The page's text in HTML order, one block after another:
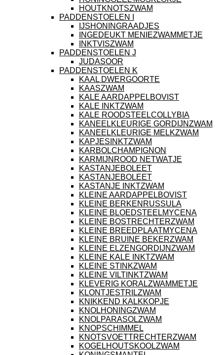
HOUTKNOTSZWAM
PADDENSTOELEN I
IJSHONINGRAADJES
INGEDEUKT MENIEZWAMMETJE
INKTVISZWAM
PADDENSTOELEN J
JUDASOOR
PADDENSTOELEN K
KAAL DWERGOORTE
KAASZWAM
KALE AARDAPPELBOVIST
KALE INKTZWAM
KALE ROODSTEELCOLLYBIA
KANEELKLEURIGE GORDIJNZWAM
KANEELKLEURIGE MELKZWAM
KAPJESINKTZWAM
KARBOLCHAMPIGNON
KARMIJNROOD NETWATJE
KASTANJEBOLEET
KASTANJEBOLEET
KASTANJE INKTZWAM
KLEINE AARDAPPELBOVIST
KLEINE BERKENRUSSULA
KLEINE BLOEDSTEELMYCENA
KLEINE BOSTRECHTERZWAM
KLEINE BREEDPLAATMYCENA
KLEINE BRUINE BEKERZWAM
KLEINE ELZENGORDIJNZWAM
KLEINE KALE INKTZWAM
KLEINE STINKZWAM
KLEINE VILTINKTZWAM
KLEVERIG KORALZWAMMETJE
KLONTJESTRILZWAM
KNIKKEND KALKKOPJE
KNOLHONINGZWAM
KNOLPARASOLZWAM
KNOPSCHIMMEL
KNOTSVOETTRECHTERZWAM
KOGELHOUTSKOOLZWAM